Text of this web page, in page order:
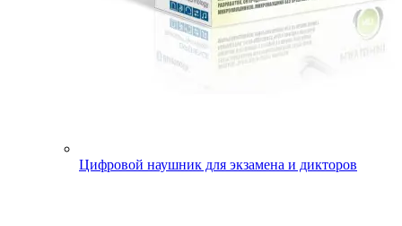
Цифровой наушник для экзамена и дикторов